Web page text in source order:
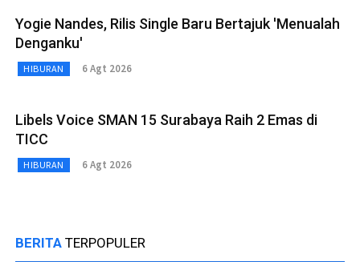
Yogie Nandes, Rilis Single Baru Bertajuk 'Menualah
Denganku'
HIBURAN 6 Agt 2026
Libels Voice SMAN 15 Surabaya Raih 2 Emas di
TICC
HIBURAN 6 Agt 2026
BERITA TERPOPULER